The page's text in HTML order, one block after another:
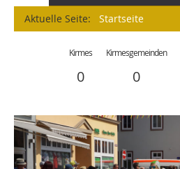
Aktuelle Seite: Startseite
Kirmes
0
Kirmesgemeinden
0